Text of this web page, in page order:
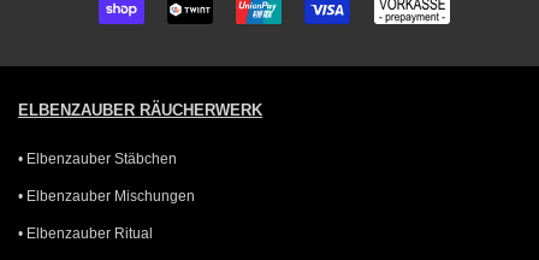
ELBENZAUBER RÄUCHERWERK
• Elbenzauber Stäbchen
• Elbenzauber Mischungen
• Elbenzauber Ritual